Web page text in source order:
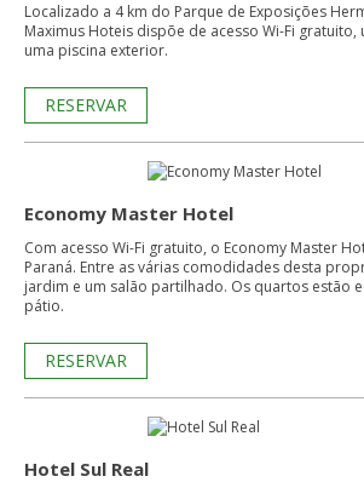
Localizado a 4 km do Parque de Exposições
Maximus Hoteis dispõe de acesso Wi-Fi gratuito,
uma piscina exterior.
RESERVAR
Economy Master Hotel
Com acesso Wi-Fi gratuito, o Economy Master
Paraná. Entre as várias comodidades desta
jardim e um salão partilhado. Os quartos estão
pátio.
RESERVAR
Hotel Sul Real